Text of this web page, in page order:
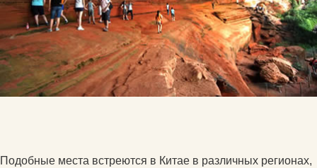
Подобные места встреются в Китае в различных регионах,